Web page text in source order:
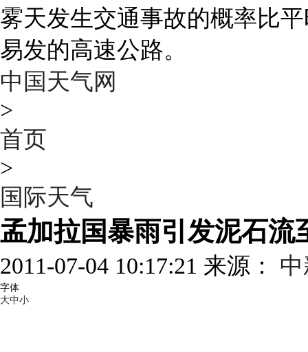
雾天发生交通事故的概率比
易发的高速公路。
中国天气网
>
首页
>
国际天气
孟加拉国暴雨引发泥石流
2011-07-04 10:17:21 来源：
字体
大中小